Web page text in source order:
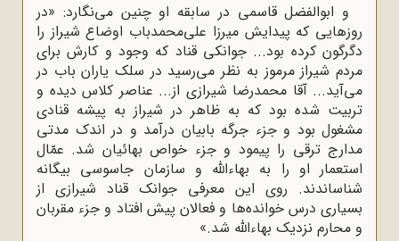
و ابوالفضل قاسمى در سابقه او چنین مى‌نگارد: «در
روزهایى که پیدایش میرزا على‌محمدباب اوضاع شیراز را
دگرگون کرده بود... جوانکى قناد که وجود و کارش براى
مردم شیراز مرموز به نظر مى‌رسید در سلک یاران باب در
مى‌آید... آقا محمدرضا شیرازى از... عناصر کلاس دیده و
تربیت شده بود که به ظاهر در شیراز به پیشه قنادى
مشغول بود و جزء جرگه بابیان درآمد و در اندک مدتى
مدارج ترقى را پیمود و جزء خواص بهائیان شد. عمّال
استعمار او را به بهاءالله و سازمان جاسوسى بیگانه
شناساندند. روى این معرفى جوانک قناد شیرازى از
بسیارى درس خوانده‌ها و فعالان پیش افتاد و جزء مقربان
و محارم نزدیک بهاءالله شد.»